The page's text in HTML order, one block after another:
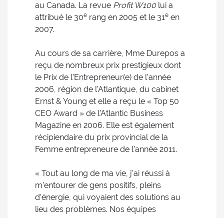
au Canada. La revue Profit W100lui a
attribué le 30e rang en 2005 et le 31e en
2007.
Au cours de sa carrière, Mme Durepos a
reçu de nombreux prix prestigieux dont
le Prix de l’Entrepreneur(e) de l’année
2006, région de l’Atlantique, du cabinet
Ernst & Young et elle a reçu le « Top 50
CEO Award » de l’Atlantic Business
Magazine en 2006. Elle est également
récipiendaire du prix provincial de la
Femme entrepreneure de l’année 2011.
« Tout au long de ma vie, j’ai réussi à
m’entourer de gens positifs, pleins
d’énergie, qui voyaient des solutions au
lieu des problèmes. Nos équipes